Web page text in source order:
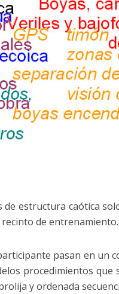
estructura caótica
de entrenamiento.
pasan en un
procedimientos
y ordenada